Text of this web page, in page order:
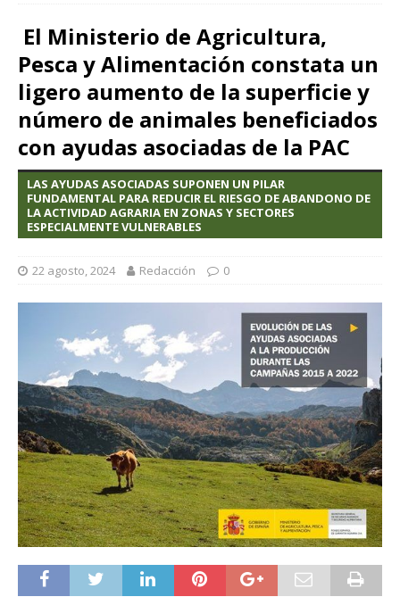
El Ministerio de Agricultura,
Pesca y Alimentación constata un
ligero aumento de la superficie y
número de animales beneficiados
con ayudas asociadas de la PAC
LAS AYUDAS ASOCIADAS SUPONEN UN PILAR
FUNDAMENTAL PARA REDUCIR EL RIESGO DE ABANDONO DE
LA ACTIVIDAD AGRARIA EN ZONAS Y SECTORES
ESPECIALMENTE VULNERABLES
22 agosto, 2024 Redacción 0